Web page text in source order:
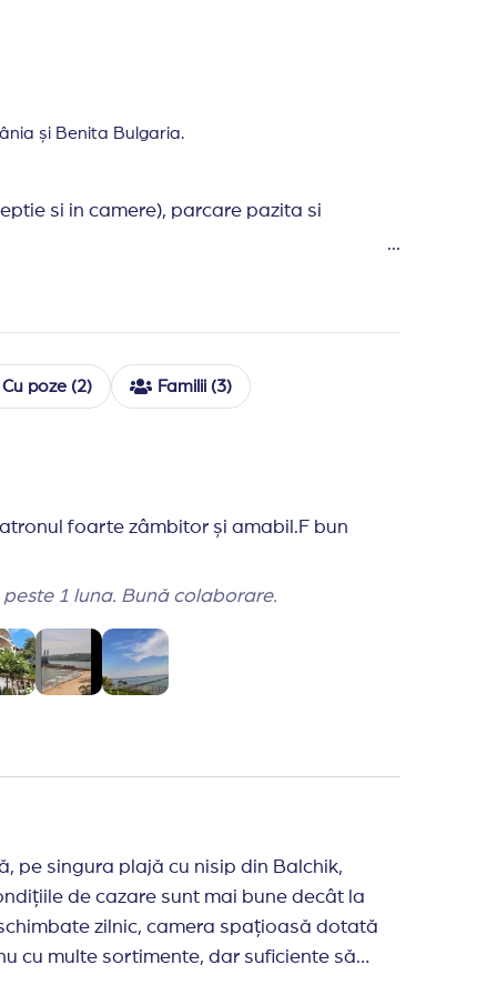
(5 bgn/zi) in apropierea hotelului.
in functie de disponibilitate
pantaloni scurti si slapi).
și Benita Bulgaria.
si in camere), parcare pazita si
internet wireless (la receptie si in camere),
si umbrele pe plaja, prosoape
Cu poze (2) Familii (3)
foarte zâmbitor și amabil.F bun
vacanta peste 1 luna. Bună colaborare.
pe singura plajă cu nisip din Balchik,
de cazare sunt mai bune decât la
zilnic, camera spațioasă dotată
cu multe sortimente, dar suficiente să
Iubitorii cafelei va trebui să o cumpere de